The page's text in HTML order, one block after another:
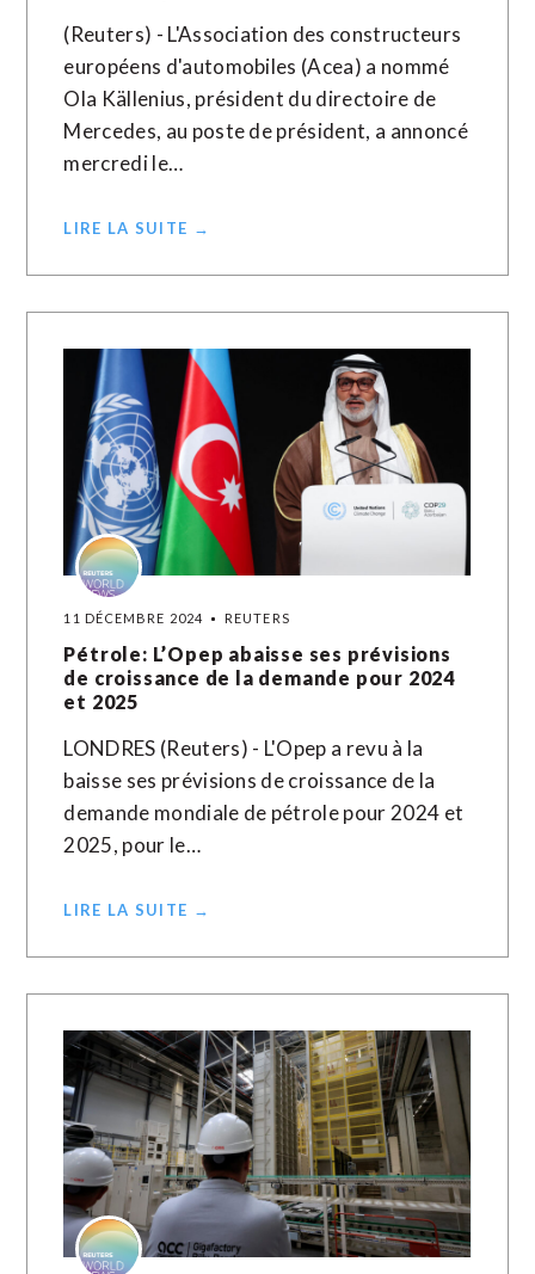
(Reuters) - L'Association des constructeurs
européens d'automobiles (Acea) a nommé
Ola Källenius, président du directoire de
Mercedes, au poste de président, a annoncé
mercredi le…
LIRE LA SUITE →
11 DÉCEMBRE 2024 REUTERS
Pétrole: L’Opep abaisse ses prévisions
de croissance de la demande pour 2024
et 2025
LONDRES (Reuters) - L'Opep a revu à la
baisse ses prévisions de croissance de la
demande mondiale de pétrole pour 2024 et
2025, pour le…
LIRE LA SUITE →